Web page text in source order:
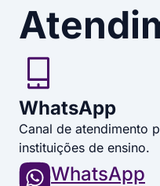
WhatsApp
Canal de atendimento
instituições de ensino.
WhatsApp